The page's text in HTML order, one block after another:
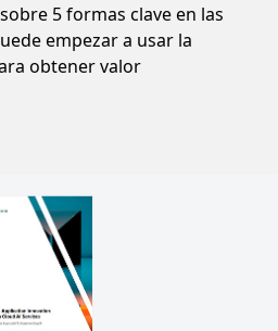
5 formas clave en las
empezar a usar la
obtener valor